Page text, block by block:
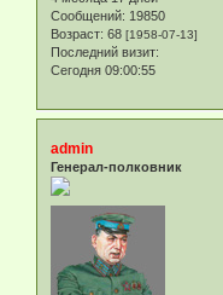
Сообщений: 19850
Возраст: 68 [1958-07-13]
Последний визит:
Сегодня 09:00:55
admin
Генерал-полковник